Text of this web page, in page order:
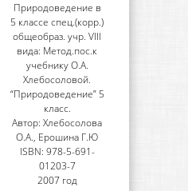
Природоведение в
5 классе спец.(корр.)
общеобраз. учр. VIII
вида: Метод.пос.к
учебнику О.А.
Хлебосоловой.
“Природоведение” 5
класс.
Автор: Хлебосолова
О.А., Ерошина Г.Ю
ISBN: 978-5-691-
01203-7
2007 год